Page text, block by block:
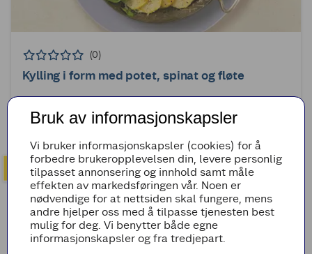
(0)
Kylling i form med potet, spinat og fløte
30min Enkel
Bruk av informasjonskapsler
Vi bruker informasjonskapsler (cookies) for å
forbedre brukeropplevelsen din, levere personlig
tilpasset annonsering og innhold samt måle
effekten av markedsføringen vår. Noen er
nødvendige for at nettsiden skal fungere, mens
andre hjelper oss med å tilpasse tjenesten best
mulig for deg. Vi benytter både egne
informasjonskapsler og fra tredjepart.